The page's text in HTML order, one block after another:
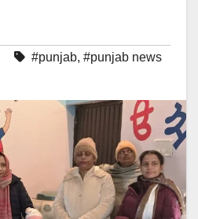
#punjab, #punjab news